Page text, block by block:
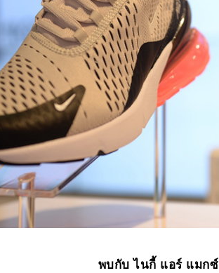
พบกับ ไนกี้ แอร์ แมกซ์